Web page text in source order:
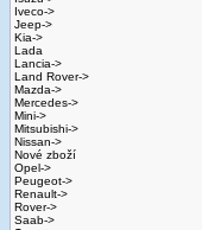
Iveco->
Jeep->
Kia->
Lada
Lancia->
Land Rover->
Mazda->
Mercedes->
Mini->
Mitsubishi->
Nissan->
Nové zboží
Opel->
Peugeot->
Renault->
Rover->
Saab->